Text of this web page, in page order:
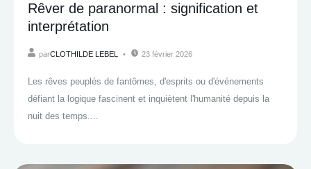
Rêver de paranormal : signification et
interprétation
parCLOTHILDE LEBEL 23 février 2026
Les rêves peuplés de fantômes, d'esprits ou d'événements
défiant la logique fascinent et inquiètent l'humanité depuis la
nuit des temps....